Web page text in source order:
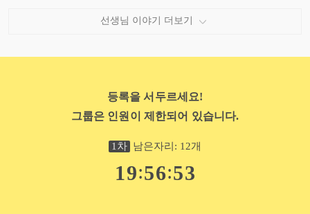
선생님 이야기 더보기
등록을 서두르세요!
그룹은 인원이 제한되어 있습니다.
1 차 남은자리: 12개
19:56:52